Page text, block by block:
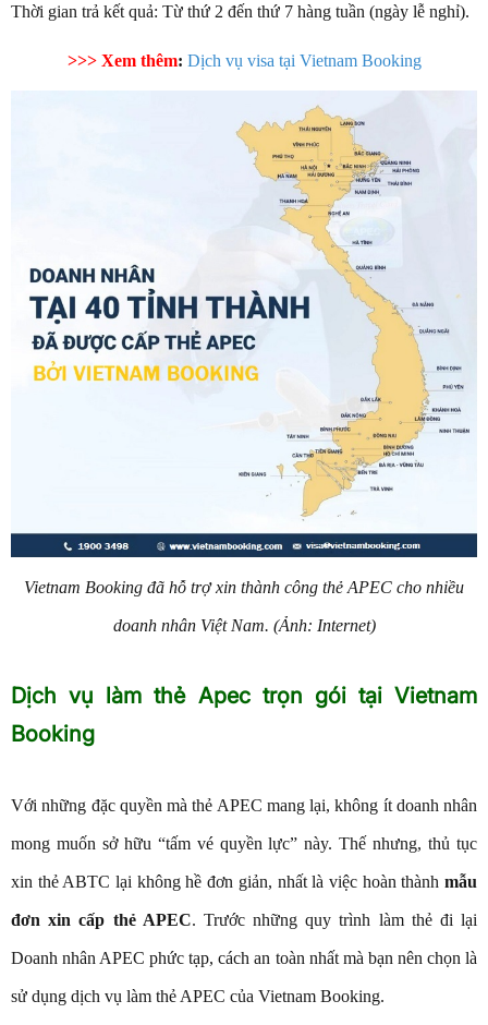
Thời gian trả kết quả: Từ thứ 2 đến thứ 7 hàng tuần (ngày lễ nghỉ).
>>> Xem thêm: Dịch vụ visa tại Vietnam Booking
Vietnam Booking đã hỗ trợ xin thành công thẻ APEC cho nhiều
doanh nhân Việt Nam. (Ảnh: Internet)
Dịch vụ làm thẻ Apec trọn gói tại Vietnam
Booking
Với những đặc quyền mà thẻ APEC mang lại, không ít doanh nhân
mong muốn sở hữu “tấm vé quyền lực” này. Thế nhưng, thủ tục
xin thẻ ABTC lại không hề đơn giản, nhất là việc hoàn thành mẫu
đơn xin cấp thẻ APEC. Trước những quy trình làm thẻ đi lại
Doanh nhân APEC phức tạp, cách an toàn nhất mà bạn nên chọn là
sử dụng dịch vụ làm thẻ APEC của Vietnam Booking.